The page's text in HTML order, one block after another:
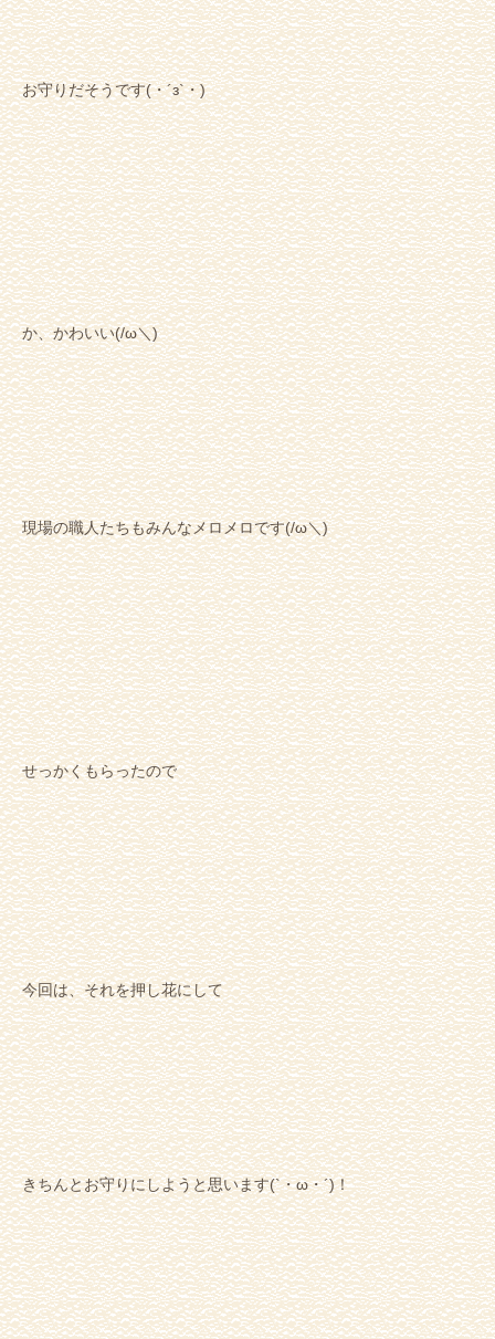
お守りだそうです(・´з`・)
か、かわいい(/ω＼)
現場の職人たちもみんなメロメロです(/ω＼)
せっかくもらったので
今回は、それを押し花にして
きちんとお守りにしようと思います(`・ω・´)！